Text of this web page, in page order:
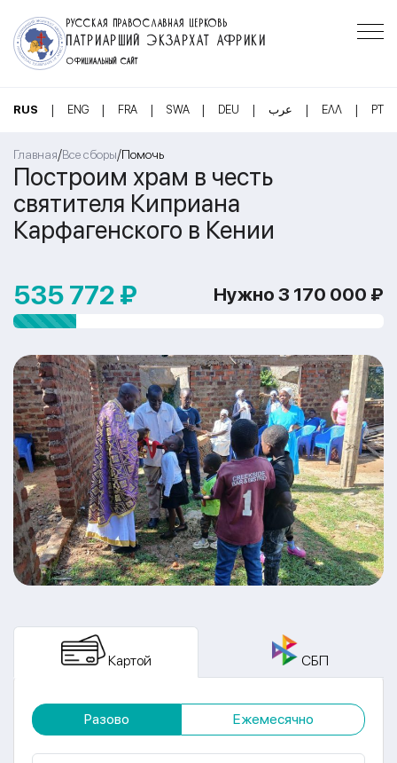
РУССКАЯ ПРАВОСЛАВНАЯ ЦЕРКОВЬ
ПАТРИАРШИЙ ЭКЗАРХАТ АФРИКИ
ОФИЦИАЛЬНЫЙ САЙТ
RUS | ENG | FRA | SWA | DEU | عرب | ΕΛΛ | PT
Главная/Все сборы/Помочь
Построим храм в честь
святителя Киприана
Карфагенского в Кении
535 772 ₽ Нужно 3 170 000 ₽
Картой СБП
Разово Ежемесячно